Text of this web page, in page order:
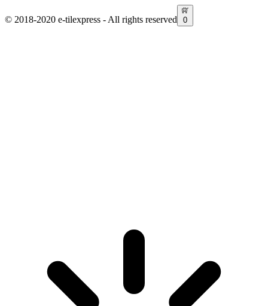
© 2018-2020 e-tilexpress - All rights reserved 0